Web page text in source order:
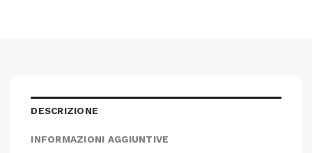
DESCRIZIONE
INFORMAZIONI AGGIUNTIVE